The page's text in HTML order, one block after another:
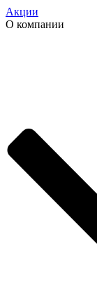
Акции
О компании